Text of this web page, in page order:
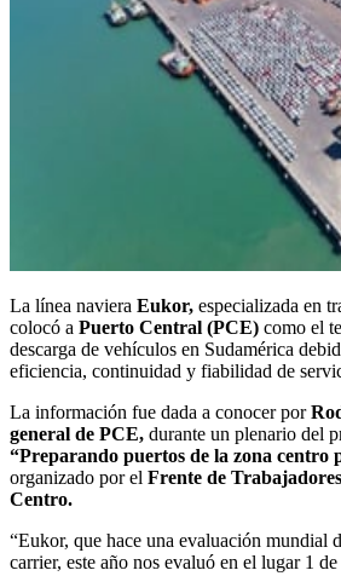
La línea naviera Eukor, especializada en
colocó a Puerto Central (PCE) como el
descarga de vehículos en Sudamérica
eficiencia, continuidad y fiabilidad de
La información fue dada a conocer por
general de PCE, durante un plenario del
“Preparando puertos de la zona centro
organizado por el Frente de
Centro.
“Eukor, que hace una evaluación mundial
carrier, este año nos evaluó en el lugar 1